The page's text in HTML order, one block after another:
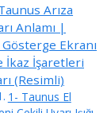
Arıza
Anlamı |
Ekranı
İkaz İşaretleri
(Resimli)
1- Taunus El